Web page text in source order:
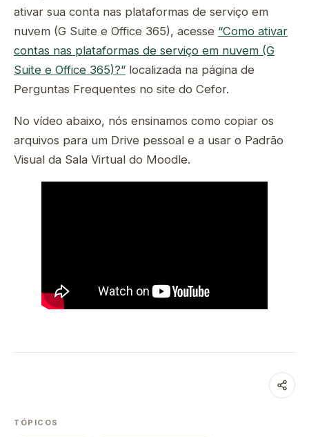
ativar sua conta nas plataformas de serviço em
nuvem (G Suite e Office 365), acesse “Como ativar
contas nas plataformas de serviço em nuvem (G
Suite e Office 365)?” localizada na página de
Perguntas Frequentes no site do Cefor.
No vídeo abaixo, nós ensinamos como copiar os
arquivos para um Drive pessoal e a usar o Padrão
Visual da Sala Virtual do Moodle.
TÓPICOS